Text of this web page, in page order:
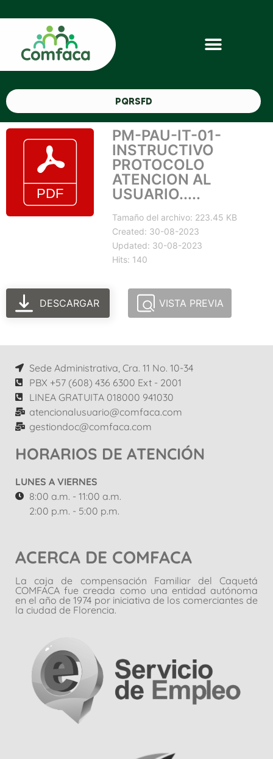
PQRSFD
PM-PAU-IT-01-
INSTRUCTIVO
PROTOCOLO
ATENCION AL
USUARIO.....
Tamaño del archivo: 223.45 KB
Created: 30-08-2023
Updated: 30-08-2023
Hits: 140
DESCARGAR VISTA PREVIA
Sede Administrativa, Cra. 11 No. 10-34
PBX +57 (608) 436 6300 Ext - 2001
LINEA GRATUITA 018000 941030
atencionalusuario@comfaca.com
gestiondoc@comfaca.com
HORARIOS DE ATENCIÓN
LUNES A VIERNES
8:00 a.m. - 11:00 a.m.
2:00 p.m. - 5:00 p.m.
ACERCA DE COMFACA
La caja de compensación Familiar del Caquetá
COMFACA fue creada como una entidad autónoma
en el año de 1974 por iniciativa de los comerciantes de
la ciudad de Florencia.